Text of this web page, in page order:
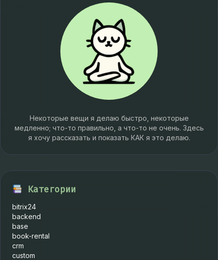
Некоторые вещи я делаю быстро, некоторые
медленно; что-то правильно, а что-то не очень. Здесь
я хочу рассказать и показать КАК я это делаю.
Категории
bitrix24
backend
base
book-rental
crm
custom